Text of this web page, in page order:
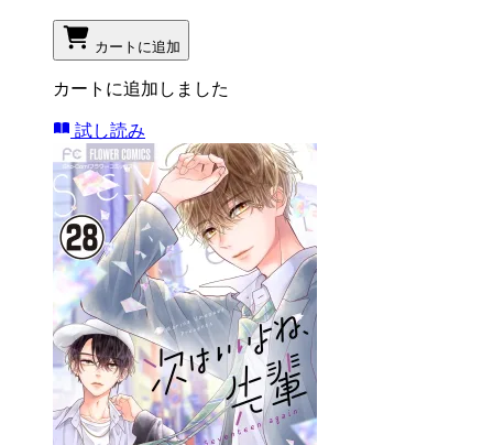
カートに追加
カートに追加しました
試し読み